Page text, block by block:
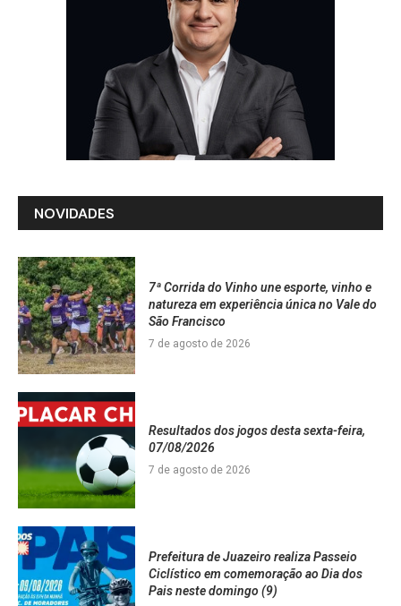
NOVIDADES
7ª Corrida do Vinho une esporte, vinho e
natureza em experiência única no Vale do
São Francisco
7 de agosto de 2026
Resultados dos jogos desta sexta-feira,
07/08/2026
7 de agosto de 2026
Prefeitura de Juazeiro realiza Passeio
Ciclístico em comemoração ao Dia dos
Pais neste domingo (9)